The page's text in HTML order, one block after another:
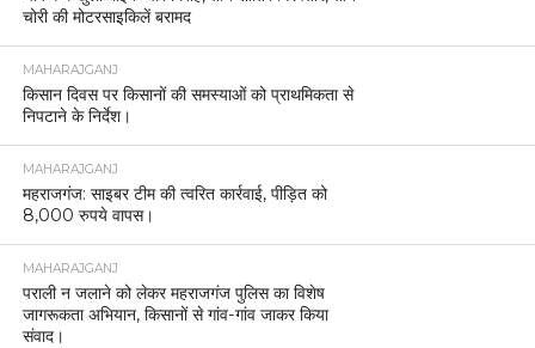
चोरी की मोटरसाइकिलें बरामद
MAHARAJGANJ
किसान दिवस पर किसानों की समस्याओं को प्राथमिकता से
निपटाने के निर्देश।
MAHARAJGANJ
महराजगंज: साइबर टीम की त्वरित कार्रवाई, पीड़ित को
8,000 रुपये वापस।
MAHARAJGANJ
पराली न जलाने को लेकर महराजगंज पुलिस का विशेष
जागरूकता अभियान, किसानों से गांव-गांव जाकर किया
संवाद।